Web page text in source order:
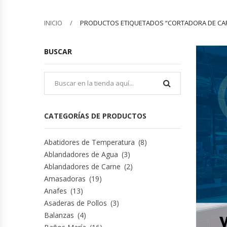
Calentadores De Platos
Cámaras Fermentadoras
Campanas Industriales
Carros Bandejeros
Cocedoras De Pastas
INICIO PRODUCTOS ETIQUETADOS “CORTADORA DE
BUSCAR
CATEGORÍAS DE PRODUCTOS
Abatidores de Temperatura (8)
Ablandadores de Agua (3)
Ablandadores de Carne (2)
Amasadoras (19)
Anafes (13)
Asaderas de Pollos (3)
Balanzas (4)